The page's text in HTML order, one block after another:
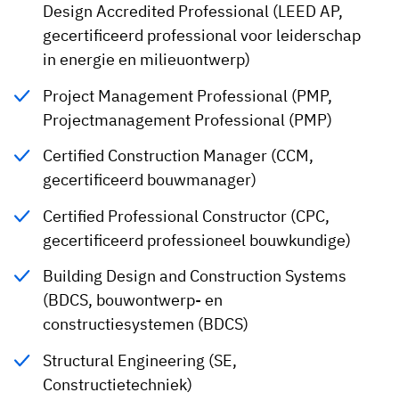
Design Accredited Professional (LEED AP,
gecertificeerd professional voor leiderschap
in energie en milieuontwerp)
Project Management Professional (PMP,
Projectmanagement Professional (PMP)
Certified Construction Manager (CCM,
gecertificeerd bouwmanager)
Certified Professional Constructor (CPC,
gecertificeerd professioneel bouwkundige)
Building Design and Construction Systems
(BDCS, bouwontwerp- en
constructiesystemen (BDCS)
Structural Engineering (SE,
Constructietechniek)